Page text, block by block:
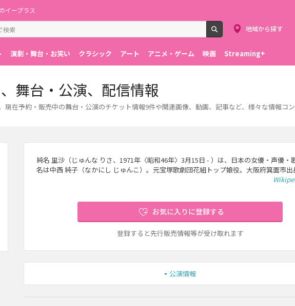
イープラス
検索
地域から探す
演劇・舞台・お笑い クラシック アート アニメ・ゲーム 映画 Streaming+
舞台・公演、配信情報
現在予約・販売中の舞台・公演のチケット情報9件や関連画像、動画、記事など、様々な情報コ
純名 里沙（じゅんな りさ、1971年〈昭和46年〉3月15日 - ）は、日本の女優・声優・
名は中西 純子（なかにし じゅんこ）。元宝塚歌劇団花組トップ娘役。大阪府箕面市出
お気に入りに登録する
登録すると先行販売情報等が受け取れます
公演情報